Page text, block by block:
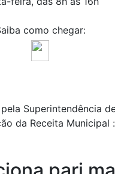
como chegar:
Superintendência
da Receita Municipal